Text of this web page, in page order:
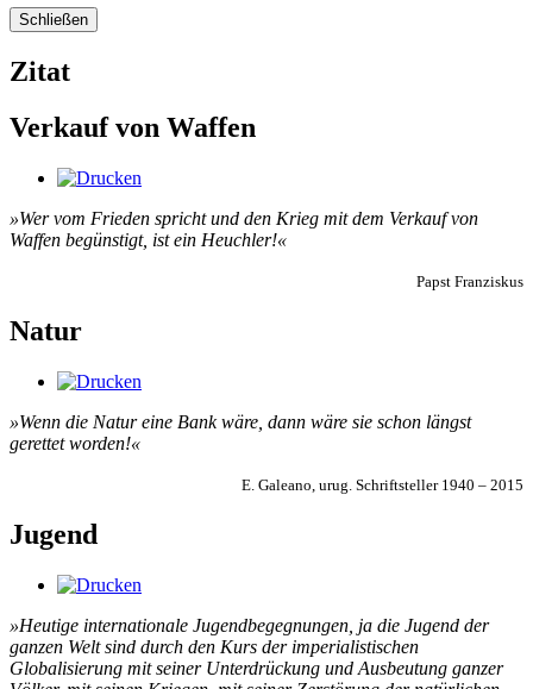
Schließen
Zitat
Verkauf von Waffen
»Wer vom Frieden spricht und den Krieg mit dem Verkauf von
Waffen begünstigt, ist ein Heuchler!«
Papst Franziskus
Natur
»Wenn die Natur eine Bank wäre, dann wäre sie schon längst
gerettet worden!«
E. Galeano, urug. Schriftsteller 1940 – 2015
Jugend
»Heutige internationale Jugendbegegnungen, ja die Jugend der
ganzen Welt sind durch den Kurs der imperialistischen
Globalisierung mit seiner Unterdrückung und Ausbeutung ganzer